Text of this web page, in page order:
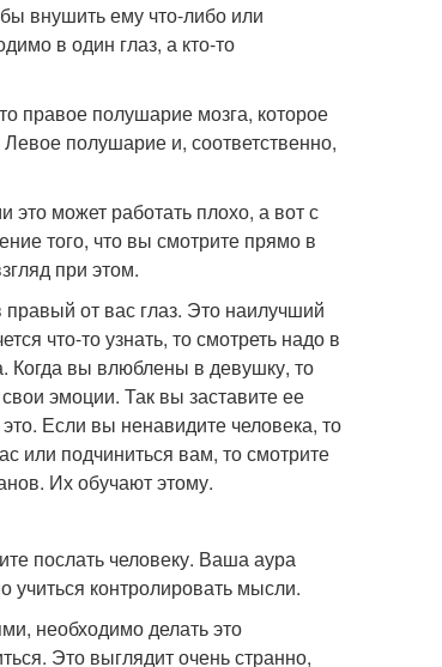
внушить ему что-либо или
в один глаз, а кто-то
правое полушарие мозга, которое
полушарие и, соответственно,
может работать плохо, а вот с
того, что вы смотрите прямо в
при этом.
правый от вас глаз. Это наилучший
что-то узнать, то смотреть надо в
Когда вы влюблены в девушку, то
эмоции. Так вы заставите ее
Если вы ненавидите человека, то
или подчиниться вам, то смотрите
Их обучают этому.
послать человеку. Ваша аура
учиться контролировать мысли.
необходимо делать это
Это выглядит очень странно,